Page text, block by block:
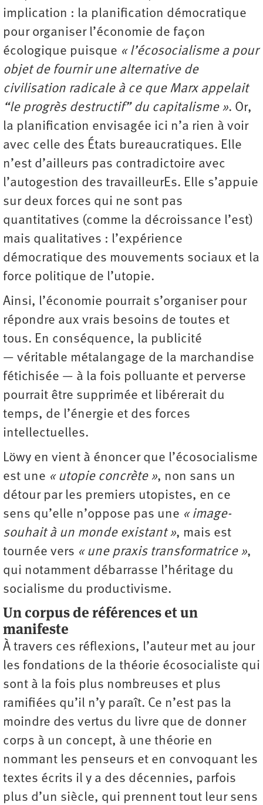
implication : la planification démocratique
pour organiser l’économie de façon
écologique puisque « l’écosocialisme a pour
objet de fournir une alternative de
civilisation radicale à ce que Marx appelait
“le progrès destructif” du capitalisme ». Or,
la planification envisagée ici n’a rien à voir
avec celle des États bureaucratiques. Elle
n’est d’ailleurs pas contradictoire avec
l’autogestion des travailleurEs. Elle s’appuie
sur deux forces qui ne sont pas
quantitatives (comme la décroissance l’est)
mais qualitatives : l’expérience
démocratique des mouvements sociaux et la
force politique de l’utopie.
Ainsi, l’économie pourrait s’organiser pour
répondre aux vrais besoins de toutes et
tous. En conséquence, la publicité
— véritable métalangage de la marchandise
fétichisée — à la fois polluante et perverse
pourrait être supprimée et libérerait du
temps, de l’énergie et des forces
intellectuelles.
Löwy en vient à énoncer que l’écosocialisme
est une « utopie concrète », non sans un
détour par les premiers utopistes, en ce
sens qu’elle n’oppose pas une « image-
souhait à un monde existant », mais est
tournée vers « une praxis transformatrice »,
qui notamment débarrasse l’héritage du
socialisme du productivisme.
Un corpus de références et un
manifeste
À travers ces réflexions, l’auteur met au jour
les fondations de la théorie écosocialiste qui
sont à la fois plus nombreuses et plus
ramifiées qu’il n’y paraît. Ce n’est pas la
moindre des vertus du livre que de donner
corps à un concept, à une théorie en
nommant les penseurs et en convoquant les
textes écrits il y a des décennies, parfois
plus d’un siècle, qui prennent tout leur sens